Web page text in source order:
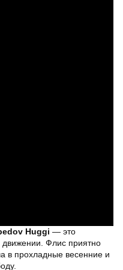
Huggi — это
движении. Флис приятно
в прохладные весенние и